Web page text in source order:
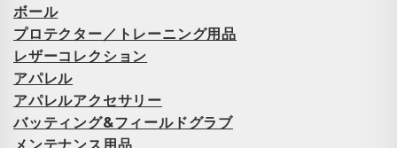
ボール
プロテクター／トレーニング用品
レザーコレクション
アパレル
アパレルアクセサリー
バッティング&フィールドグラブ